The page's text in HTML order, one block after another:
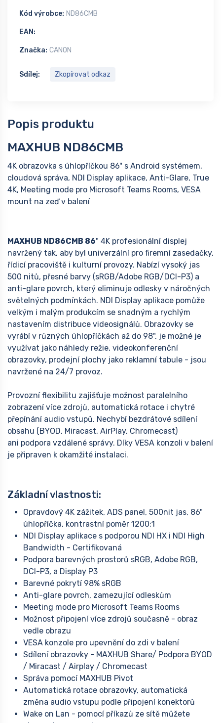
Kód výrobce: ND86CMB
EAN:
Značka: CANON
Sdílej: Zkopírovat odkaz
Popis produktu
MAXHUB ND86CMB
4K obrazovka s úhlopříčkou 86" s Android systémem,
cloudová správa, NDI Display aplikace, Anti-Glare, True
4K, Meeting mode pro Microsoft Teams Rooms, VESA
mount na zeď v balení
MAXHUB ND86CMB 86" 4K profesionální displej
navržený tak, aby byl univerzální pro firemní zasedačky,
řídicí pracoviště i kulturní provozy. Nabízí vysoký jas
500 nitů, přesné barvy (sRGB/Adobe RGB/DCI-P3) a
anti-glare povrch, který eliminuje odlesky v náročných
světelných podmínkách. NDI Display aplikace pomůže
velkým i malým produkcím se snadným a rychlým
nastavením distribuce videosignálů. Obrazovky se
vyrábí v různých úhlopříčkách až do 98", je možné je
využívat jako náhledy režie, videokonferenční
obrazovky, prodejní plochy jako reklamní tabule - jsou
navržené na 24/7 provoz.
Provozní flexibilitu zajišťuje možnost paralelního
zobrazení více zdrojů, automatická rotace i chytré
přepínání audio vstupů. Nechybí bezdrátové sdílení
obsahu (BYOD, Miracast, AirPlay, Chromecast)
ani podpora vzdálené správy. Díky VESA konzoli v balení
je připraven k okamžité instalaci.
Základní vlastnosti:
Opravdový 4K zážitek, ADS panel, 500nit jas, 86"
úhlopříčka, kontrastní poměr 1200:1
NDI Display aplikace s podporou NDI HX i NDI High
Bandwidth - Certifikovaná
Podpora barevných prostorů sRGB, Adobe RGB,
DCI-P3, a Display P3
Barevné pokrytí 98% sRGB
Anti-glare povrch, zamezující odleskům
Meeting mode pro Microsoft Teams Rooms
Možnost připojení více zdrojů současně - obraz
vedle obrazu
VESA konzole pro upevnění do zdi v balení
Sdílení obrazovky - MAXHUB Share/ Podpora BYOD
/ Miracast / Airplay / Chromecast
Správa pomocí MAXHUB Pivot
Automatická rotace obrazovky, automatická
změna audio vstupu podle připojení konektorů
Wake on Lan - pomocí příkazů ze sítě můžete